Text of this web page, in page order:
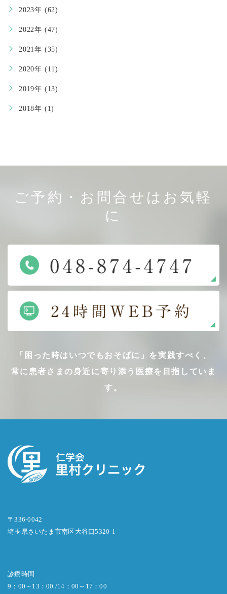
2023年 (62)
2022年 (47)
2021年 (35)
2020年 (11)
2019年 (13)
2018年 (1)
ご予約・お問合せはお気軽
に
「困った時はいつでもおそばに」を実践すべく、
常に患者さまの身近に寄り添う医療を目指していま
す。
〒336-0042
埼玉県さいたま市南区大谷口5320-1
診療時間
9：00～13：00 /14：00～17：00